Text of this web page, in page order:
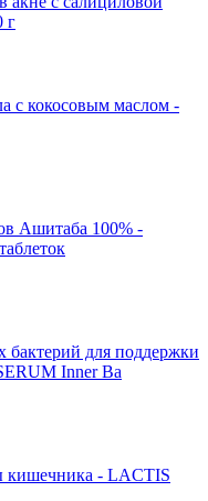
г
с кокосовым маслом -
Ашитаба 100% -
для поддержки
Inner Ba
кишечника - LACTIS